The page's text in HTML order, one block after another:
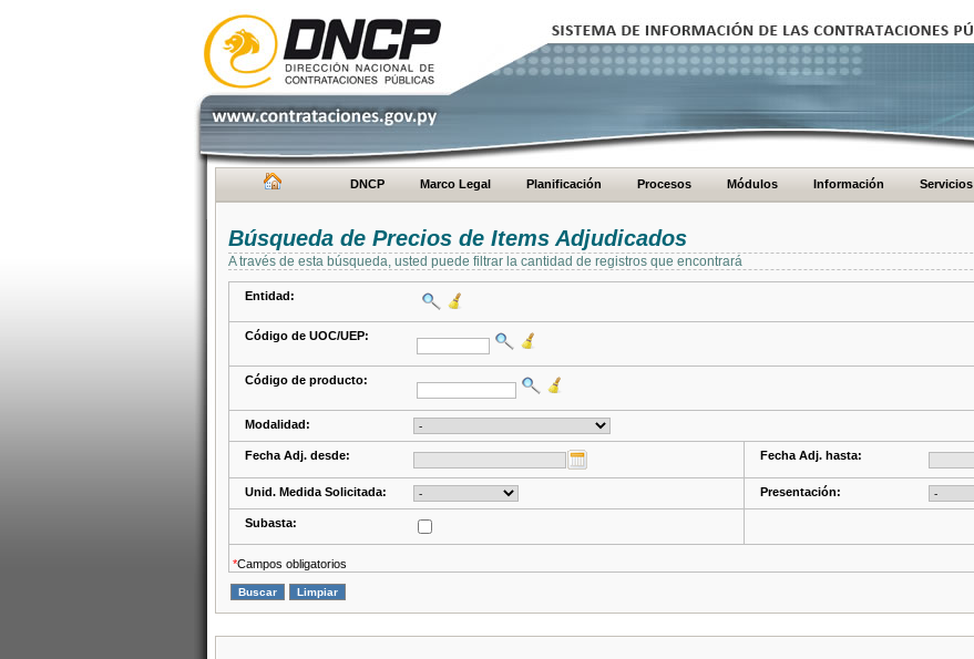
DNCP Marco Legal Planificación Procesos Módulos Información Servicios
Búsqueda de Precios de Items Adjudicados
A través de esta búsqueda, usted puede filtrar la cantidad de registros que encontrará
Entidad:
Código de UOC/UEP:
Código de producto:
Modalidad:
Fecha Adj. desde: Fecha Adj. hasta:
Unid. Medida Solicitada: Presentación:
Subasta:
*Campos obligatorios